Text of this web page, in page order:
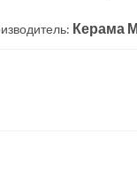
Керама